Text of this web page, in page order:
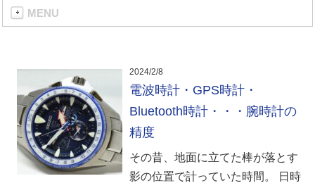
MENU
2024/2/8
電波時計・GPS時計・
Bluetooth時計・・・腕時計の
精度
その昔、地面に立てた棒が落とす
影の位置で計っていた時間。 日時